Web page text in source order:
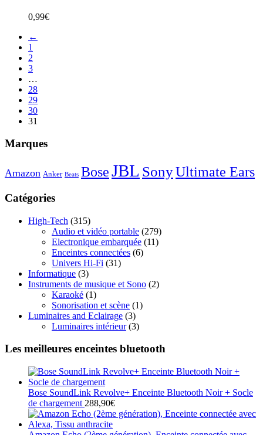
0,99€
←
1
2
3
…
28
29
30
31
Marques
Amazon Anker Beats BoseJBL SonyUltimate Ears
Catégories
High-Tech (315)
Audio et vidéo portable (279)
Electronique embarquée (11)
Enceintes connectées (6)
Univers Hi-Fi (31)
Informatique (3)
Instruments de musique et Sono (2)
Karaoké (1)
Sonorisation et scène (1)
Luminaires and Eclairage (3)
Luminaires intérieur (3)
Les meilleures enceintes bluetooth
Bose SoundLink Revolve+ Enceinte Bluetooth Noir + Socle
de chargement 288,90€